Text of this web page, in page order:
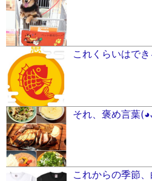
これくらいはでき
それ、褒め言葉
これからの季節、